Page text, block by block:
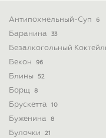
Антипохмельный-Суп 6
Баранина 33
Безалкогольный
Бекон 96
Блины 52
Борщ 8
Брускетта 10
Буженина 8
Булочки 21